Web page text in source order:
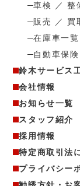
車検 ／ 整
販売 ／ 買
在庫車一覧
自動車保
鈴木サービス
会社情報
お知らせ一覧
スタッフ紹介
採用情報
特定商取引法
プライバシー